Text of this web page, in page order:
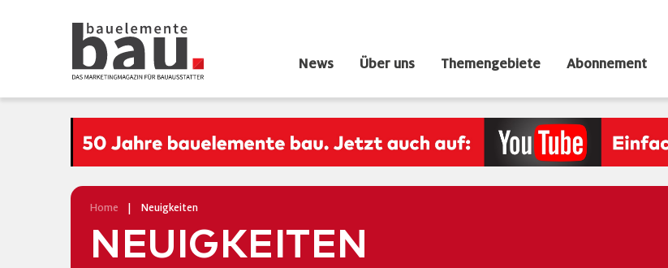
News Über uns Themengebiete Abonnement
Home Neuigkeiten
NEUIGKEITEN